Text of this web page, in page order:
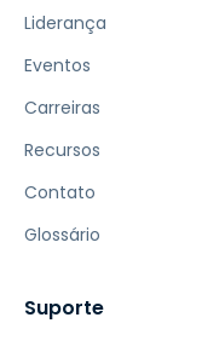
Liderança
Eventos
Carreiras
Recursos
Contato
Glossário
Suporte